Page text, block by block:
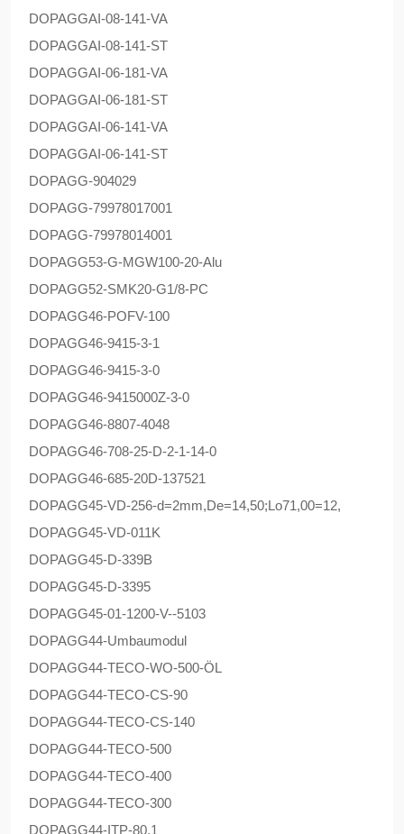
DOPAGGAI-08-141-VA
DOPAGGAI-08-141-ST
DOPAGGAI-06-181-VA
DOPAGGAI-06-181-ST
DOPAGGAI-06-141-VA
DOPAGGAI-06-141-ST
DOPAGG-904029
DOPAGG-79978017001
DOPAGG-79978014001
DOPAGG53-G-MGW100-20-Alu
DOPAGG52-SMK20-G1/8-PC
DOPAGG46-POFV-100
DOPAGG46-9415-3-1
DOPAGG46-9415-3-0
DOPAGG46-9415000Z-3-0
DOPAGG46-8807-4048
DOPAGG46-708-25-D-2-1-14-0
DOPAGG46-685-20D-137521
DOPAGG45-VD-256-d=2mm,De=14,50;Lo71,00=12,
DOPAGG45-VD-011K
DOPAGG45-D-339B
DOPAGG45-D-3395
DOPAGG45-01-1200-V--5103
DOPAGG44-Umbaumodul
DOPAGG44-TECO-WO-500-ÖL
DOPAGG44-TECO-CS-90
DOPAGG44-TECO-CS-140
DOPAGG44-TECO-500
DOPAGG44-TECO-400
DOPAGG44-TECO-300
DOPAGG44-ITP-80.1